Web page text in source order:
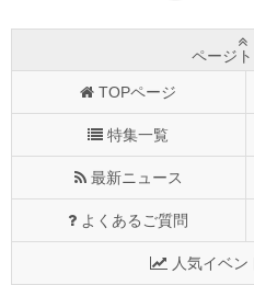
ページ
TOPページ
特集一覧
最新ニュース
よくあるご質問
人気イベ